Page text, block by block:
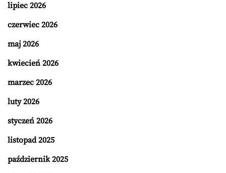
lipiec 2026
czerwiec 2026
maj 2026
kwiecień 2026
marzec 2026
luty 2026
styczeń 2026
listopad 2025
październik 2025